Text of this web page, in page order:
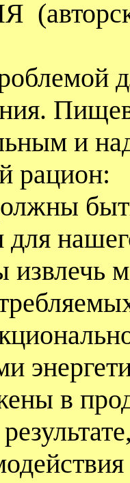
и
рацион:
извлечь
в